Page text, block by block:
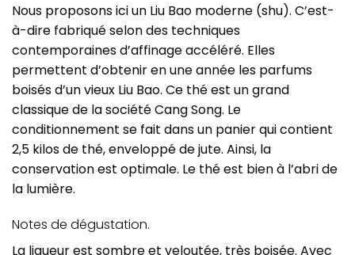
Nous proposons ici un Liu Bao moderne (shu). C’est-
à-dire fabriqué selon des techniques
contemporaines d’affinage accéléré. Elles
permettent d’obtenir en une année les parfums
boisés d’un vieux Liu Bao. Ce thé est un grand
classique de la société Cang Song. Le
conditionnement se fait dans un panier qui contient
2,5 kilos de thé, enveloppé de jute. Ainsi, la
conservation est optimale. Le thé est bien à l’abri de
la lumière.
Notes de dégustation.
La liqueur est sombre et veloutée, très boisée. Avec